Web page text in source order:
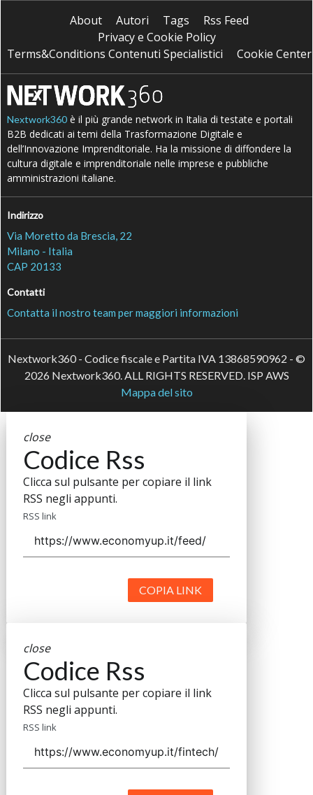
About Autori Tags
Rss Feed
Privacy e Cookie Policy
Terms&Conditions Contenuti Specialistici
Cookie Center
Nextwork360 è il più grande network in Italia di testate e portali
B2B dedicati ai temi della Trasformazione Digitale e
dell’Innovazione Imprenditoriale. Ha la missione di diffondere la
cultura digitale e imprenditoriale nelle imprese e pubbliche
amministrazioni italiane.
Indirizzo
Via Moretto da Brescia, 22
Milano - Italia
CAP 20133
Contatti
Contatta il nostro team per maggiori informazioni
Nextwork360 - Codice fiscale e Partita IVA 13868590962 - ©
2026 Nextwork360. ALL RIGHTS RESERVED. ISP AWS
Mappa del sito
close
Codice Rss
Clicca sul pulsante per copiare il link
RSS negli appunti.
RSS link
COPIA LINK
close
Codice Rss
Clicca sul pulsante per copiare il link
RSS negli appunti.
RSS link